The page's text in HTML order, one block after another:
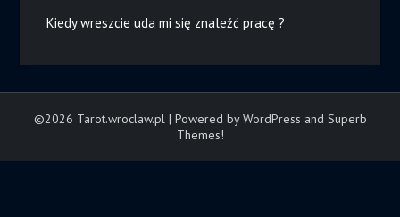
Kiedy wreszcie uda mi się znaleźć pracę ?
©2026 Tarot.wroclaw.pl | Powered by WordPress and Superb
Themes!